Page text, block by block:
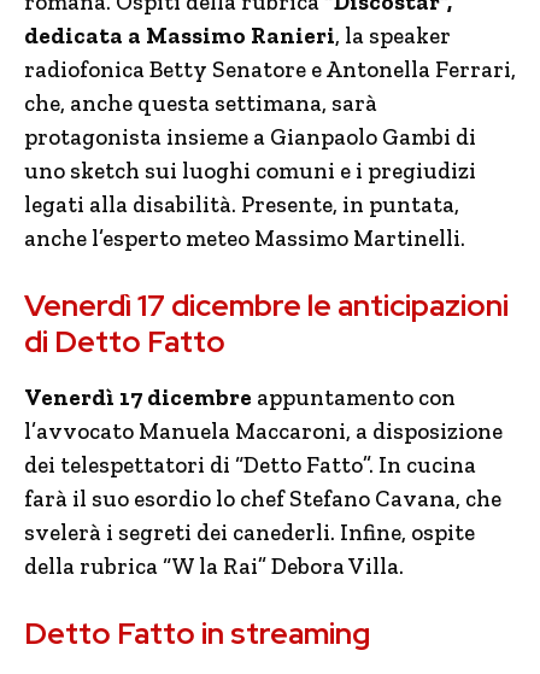
dedicata a Massimo Ranieri, la speaker
radiofonica Betty Senatore e Antonella Ferrari,
che, anche questa settimana, sarà
protagonista insieme a Gianpaolo Gambi di
uno sketch sui luoghi comuni e i pregiudizi
legati alla disabilità. Presente, in puntata,
anche l’esperto meteo Massimo Martinelli.
Venerdì 17 dicembre le anticipazioni
di Detto Fatto
Venerdì 17 dicembre appuntamento con
l’avvocato Manuela Maccaroni, a disposizione
dei telespettatori di “Detto Fatto”. In cucina
farà il suo esordio lo chef Stefano Cavana, che
svelerà i segreti dei canederli. Infine, ospite
della rubrica “W la Rai” Debora Villa.
Detto Fatto in streaming